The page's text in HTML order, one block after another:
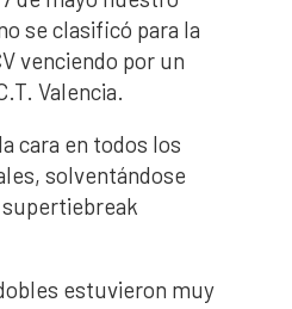
se clasificó para la
venciendo por un
Valencia.
cara en todos los
solventándose
estuvieron muy